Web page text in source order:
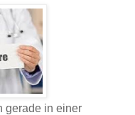
gerade in einer